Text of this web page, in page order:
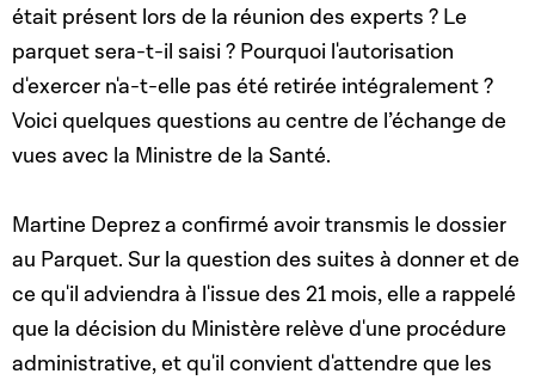
était présent lors de la réunion des experts ? Le
parquet sera-t-il saisi ? Pourquoi l'autorisation
d'exercer n'a-t-elle pas été retirée intégralement ?
Voici quelques questions au centre de l’échange de
vues avec la Ministre de la Santé.
Martine Deprez a confirmé avoir transmis le dossier
au Parquet. Sur la question des suites à donner et de
ce qu'il adviendra à l'issue des 21 mois, elle a rappelé
que la décision du Ministère relève d'une procédure
administrative, et qu'il convient d'attendre que les